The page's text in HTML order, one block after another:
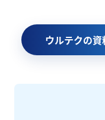
ウルテクの